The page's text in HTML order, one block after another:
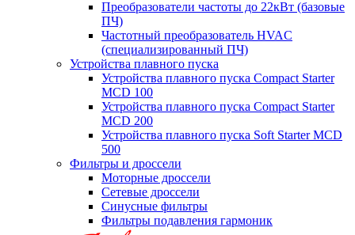
Преобразователи частоты до 22кВт (базовые
ПЧ)
Частотный преобразователь HVAC
(специализированный ПЧ)
Устройства плавного пуска
Устройства плавного пуска Compact Starter
MCD 100
Устройства плавного пуска Compact Starter
MCD 200
Устройства плавного пуска Soft Starter MCD
500
Фильтры и дроссели
Моторные дроссели
Сетевые дроссели
Синусные фильтры
Фильтры подавления гармоник